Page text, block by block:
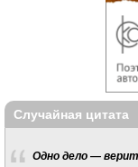
Случайная цитата
Одно дело —